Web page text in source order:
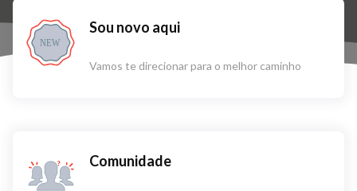
NEW
Sou novo aqui
Vamos te direcionar para o melhor caminho
Comunidade